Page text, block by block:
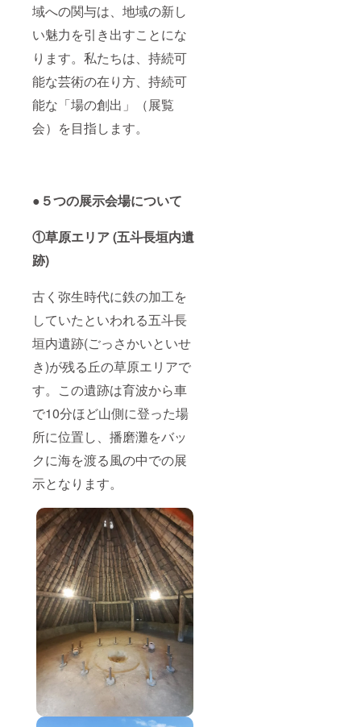
域への関与は、地域の新し
い魅力を引き出すことにな
ります。私たちは、持続可
能な芸術の在り方、持続可
能な「場の創出」（展覧
会）を目指します。
●５つの展示会場について
①草原エリア (五斗長垣内遺
跡)
古く弥生時代に鉄の加工を
していたといわれる五斗長
垣内遺跡(ごっさかいといせ
き)が残る丘の草原エリアで
す。この遺跡は育波から車
で10分ほど山側に登った場
所に位置し、播磨灘をバッ
クに海を渡る風の中での展
示となります。